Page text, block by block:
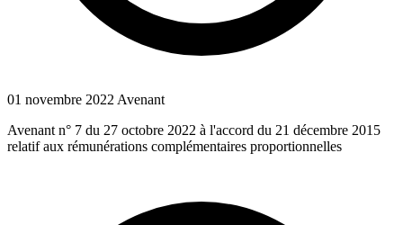
01 novembre 2022 Avenant
Avenant n° 7 du 27 octobre 2022 à l'accord du 21 décembre 2015
relatif aux rémunérations complémentaires proportionnelles